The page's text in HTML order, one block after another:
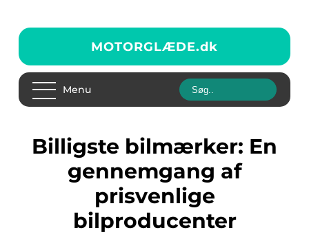
MOTORGLÆDE.dk
Menu
Billigste bilmærker: En
gennemgang af
prisvenlige
bilproducenter